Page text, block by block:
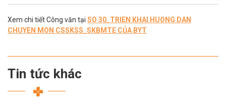
Xem chi tiết Công văn tại SO 30_TRIEN KHAI HUONG DAN
CHUYEN MON CSSKSS_SKBMTE CỦA BYT
Tin tức khác